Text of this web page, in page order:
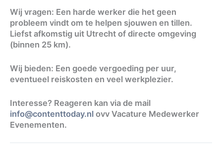
Wij vragen: Een harde werker die het geen
probleem vindt om te helpen sjouwen en tillen.
Liefst afkomstig uit Utrecht of directe omgeving
(binnen 25 km).
Wij bieden: Een goede vergoeding per uur,
eventueel reiskosten en veel werkplezier.
Interesse? Reageren kan via de mail
info@contenttoday.nl ovv Vacature Medewerker
Evenementen.